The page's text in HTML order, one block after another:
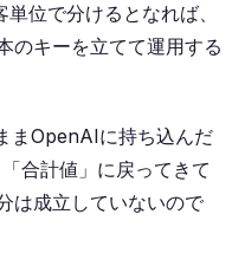
位で分けるとなれば、
のキーを立てて運用する
まOpenAIに持ち込んだ
合計値」に戻ってきて
は成立していないので